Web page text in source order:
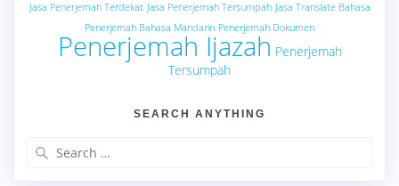
Jasa Penerjemah Terdekat Jasa Penerjemah Tersumpah Jasa Translate Bahasa
Penerjemah Bahasa Mandarin Penerjemah Dokumen
Penerjemah Ijazah Penerjemah
Tersumpah
SEARCH ANYTHING